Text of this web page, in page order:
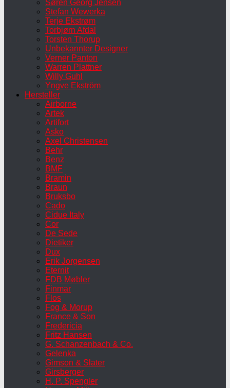
Søren Georg Jensen
Stefan Wewerka
Terje Ekstrøm
Torbjørn Afdal
Torsten Thorup
Unbekannter Designer
Verner Panton
Warren Plattner
Willy Guhl
Yngve Ekström
Hersteller
Airborne
Artek
Artifort
Asko
Axel Christensen
Behr
Benz
BMF
Bramin
Braun
Bruksbo
Cado
Cidue Italy
Cor
De Sede
Dietiker
Dux
Erik Jorgensen
Eternit
FDB Møbler
Finmar
Flos
Fog & Morup
France & Son
Fredericia
Fritz Hansen
G. Schanzenbach & Co.
Gelenka
Gimson & Slater
Girsberger
H. P. Spengler